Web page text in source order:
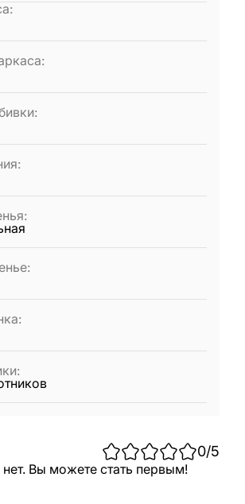
:
:
:
:
:
:
:
:
0/5
Вы можете стать первым!